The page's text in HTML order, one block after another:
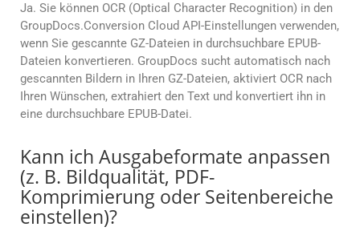
Ja. Sie können OCR (Optical Character Recognition) in den
GroupDocs.Conversion Cloud API-Einstellungen verwenden,
wenn Sie gescannte GZ-Dateien in durchsuchbare EPUB-
Dateien konvertieren. GroupDocs sucht automatisch nach
gescannten Bildern in Ihren GZ-Dateien, aktiviert OCR nach
Ihren Wünschen, extrahiert den Text und konvertiert ihn in
eine durchsuchbare EPUB-Datei.
Kann ich Ausgabeformate anpassen
(z. B. Bildqualität, PDF-
Komprimierung oder Seitenbereiche
einstellen)?